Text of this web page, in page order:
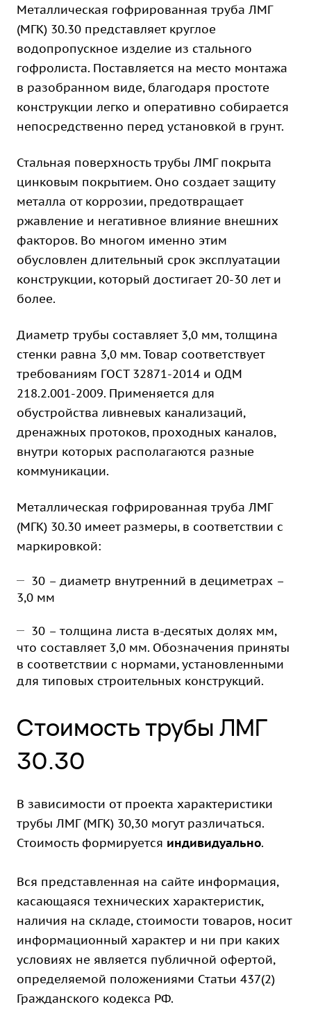
Металлическая гофрированная труба ЛМГ
(МГК) 30.30 представляет круглое
водопропускное изделие из стального
гофролиста. Поставляется на место монтажа
в разобранном виде, благодаря простоте
конструкции легко и оперативно собирается
непосредственно перед установкой в грунт.
Стальная поверхность трубы ЛМГ покрыта
цинковым покрытием. Оно создает защиту
металла от коррозии, предотвращает
ржавление и негативное влияние внешних
факторов. Во многом именно этим
обусловлен длительный срок эксплуатации
конструкции, который достигает 20-30 лет и
более.
Диаметр трубы составляет 3,0 мм, толщина
стенки равна 3,0 мм. Товар соответствует
требованиям ГОСТ 32871-2014 и ОДМ
218.2.001-2009. Применяется для
обустройства ливневых канализаций,
дренажных протоков, проходных каналов,
внутри которых располагаются разные
коммуникации.
Металлическая гофрированная труба ЛМГ
(МГК) 30.30 имеет размеры, в соответствии с
маркировкой:
30 – диаметр внутренний в дециметрах –
3,0 мм
30 – толщина листа в-десятых долях мм,
что составляет 3,0 мм. Обозначения приняты
в соответствии с нормами, установленными
для типовых строительных конструкций.
Стоимость трубы ЛМГ
30.30
В зависимости от проекта характеристики
трубы ЛМГ (МГК) 30,30 могут различаться.
Стоимость формируется индивидуально.
Вся представленная на сайте информация,
касающаяся технических характеристик,
наличия на складе, стоимости товаров, носит
информационный характер и ни при каких
условиях не является публичной офертой,
определяемой положениями Статьи 437(2)
Гражданского кодекса РФ.